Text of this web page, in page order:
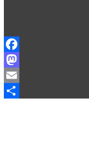
Oriente Medio
Norte-Sur
Sociedad
Ojo con los medios
Facebook
Mastodon
Email